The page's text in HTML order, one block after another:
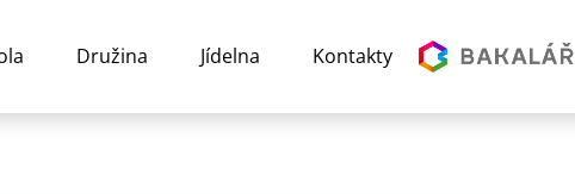
Družina Jídelna Kontakty